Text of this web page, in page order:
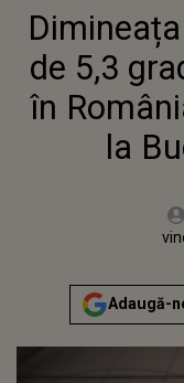
FOST
de 5,3
în
la
joi, 3 noiembrie 2022
Adaugă-